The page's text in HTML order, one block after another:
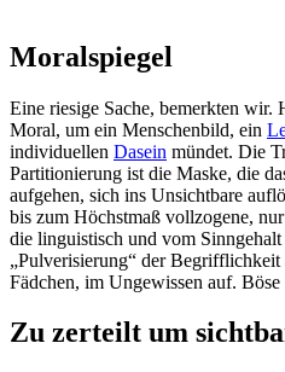
Moralspiegel
Eine riesige Sache, bemerkten wir.
Moral, um ein Menschenbild, ein
individuellen Dasein mündet. Die
Partitionierung ist die Maske, die
aufgehen, sich ins Unsichtbare
bis zum Höchstmaß vollzogene,
die linguistisch und vom Sinngehalt
„Pulverisierung“ der
Fädchen, im Ungewissen auf.
Zu zerteilt um